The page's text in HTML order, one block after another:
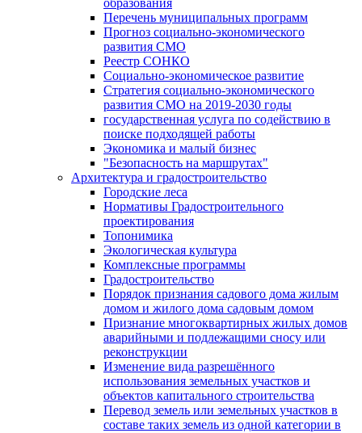
образования
Перечень муниципальных программ
Прогноз социально-экономического
развития СМО
Реестр СОНКО
Социально-экономическое развитие
Стратегия социально-экономического
развития СМО на 2019-2030 годы
государственная услуга по содействию в
поиске подходящей работы
Экономика и малый бизнес
"Безопасность на маршрутах"
Архитектура и градостроительство
Городские леса
Нормативы Градостроительного
проектирования
Топонимика
Экологическая культура
Комплексные программы
Градостроительство
Порядок признания садового дома жилым
домом и жилого дома садовым домом
Признание многоквартирных жилых домов
аварийными и подлежащими сносу или
реконструкции
Изменение вида разрешённого
использования земельных участков и
объектов капитального строительства
Перевод земель или земельных участков в
составе таких земель из одной категории в